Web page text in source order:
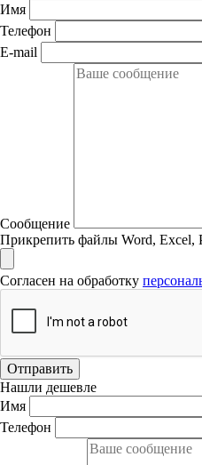
Имя
Телефон
E-mail
Сообщение
Прикрепить файлы Word, Excel,
Согласен на обработку
Отправить
Нашли дешевле
Имя
Телефон